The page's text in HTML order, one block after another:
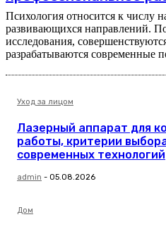
Психология относится к числу
развивающихся направлений.
исследования,
разрабатываются современные
Уход за лицом
Лазерный аппарат для
работы, критерии
современных технологий
admin - 05.08.2026
Дом